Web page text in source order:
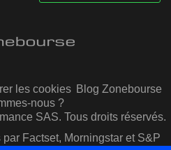
les cookies Blog Zonebourse
nous ?
SAS. Tous droits réservés.
Factset, Morningstar et S&P